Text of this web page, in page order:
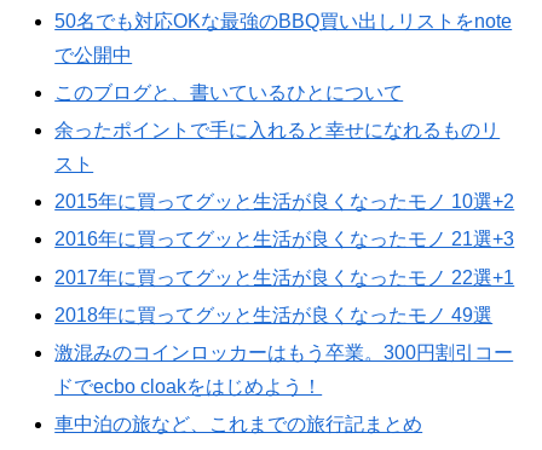
50名でも対応OKな最強のBBQ買い出しリストをnote
で公開中
このブログと、書いているひとについて
余ったポイントで手に入れると幸せになれるものリ
スト
2015年に買ってグッと生活が良くなったモノ 10選+2
2016年に買ってグッと生活が良くなったモノ 21選+3
2017年に買ってグッと生活が良くなったモノ 22選+1
2018年に買ってグッと生活が良くなったモノ 49選
激混みのコインロッカーはもう卒業。300円割引コー
ドでecbo cloakをはじめよう！
車中泊の旅など、これまでの旅行記まとめ